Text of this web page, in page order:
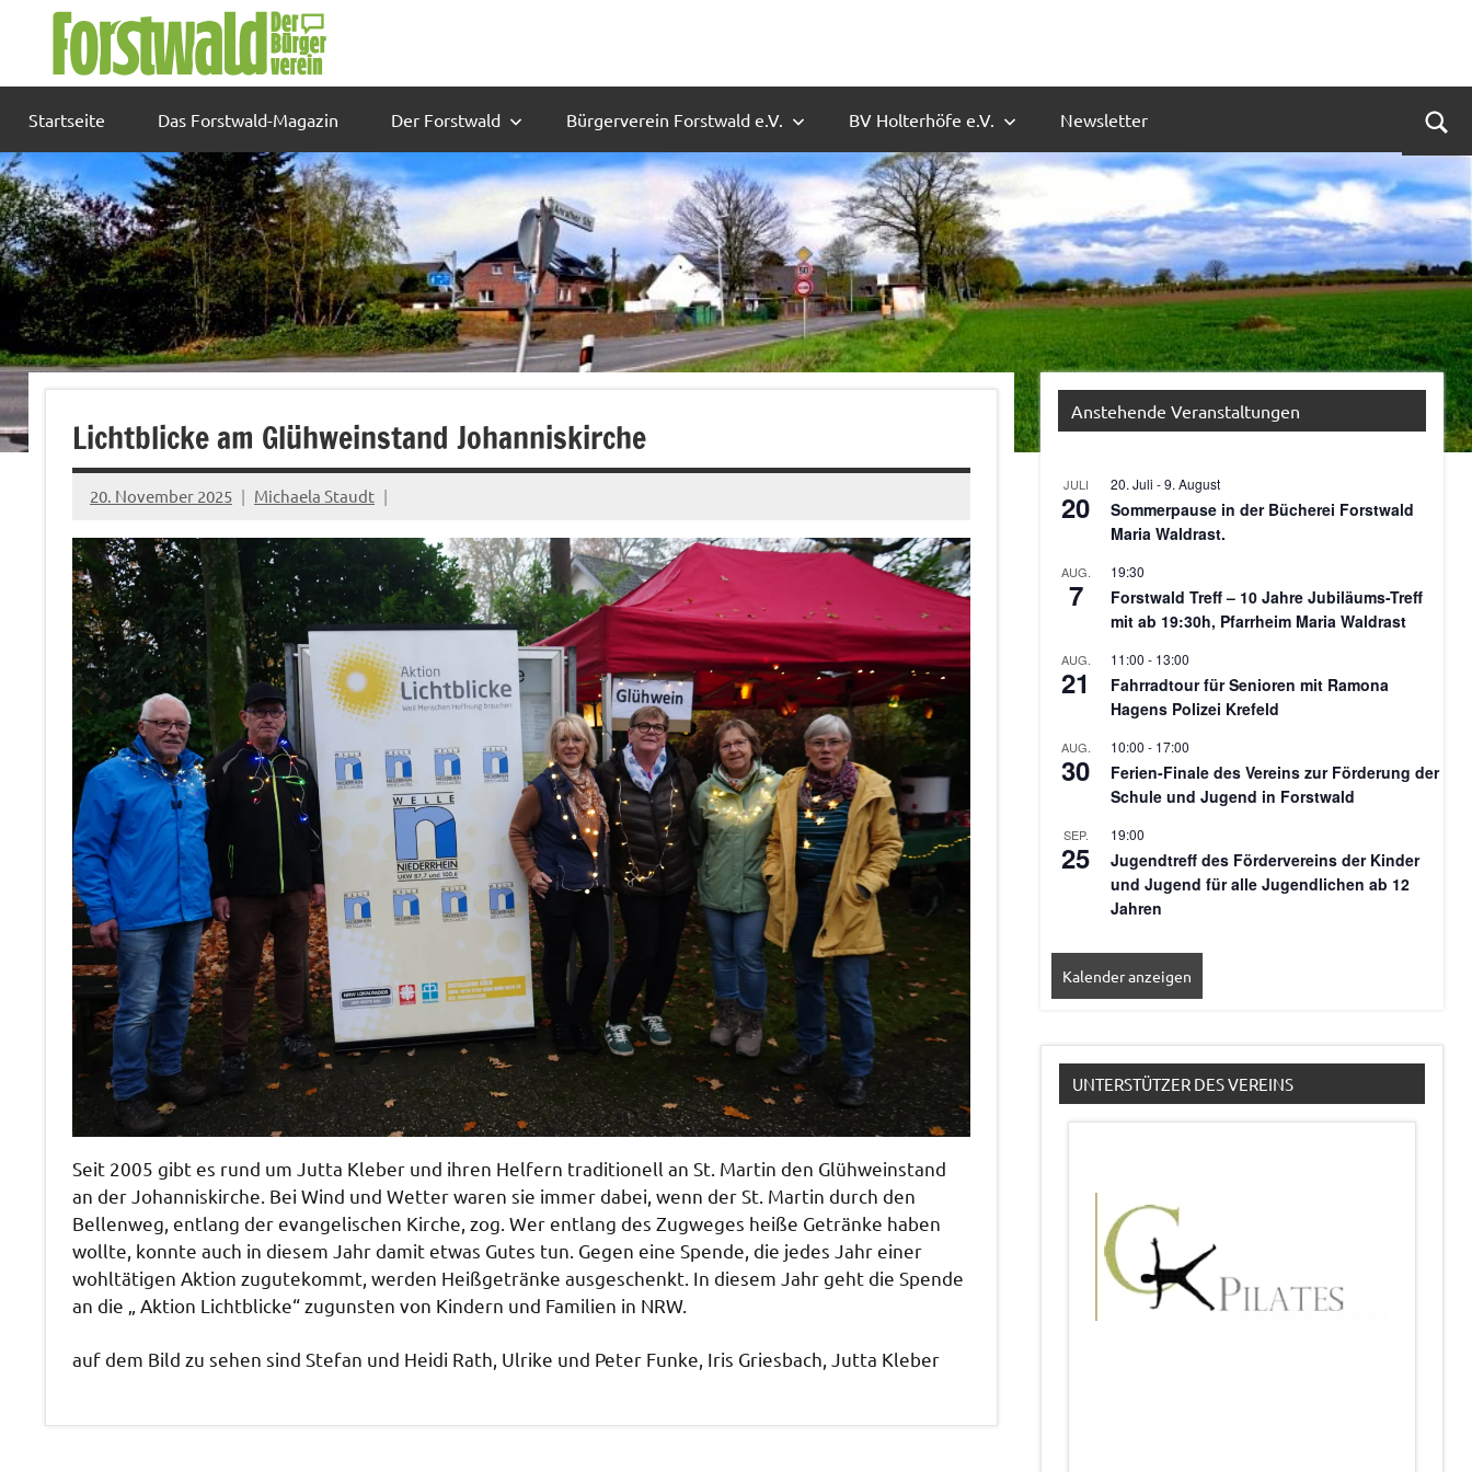
Startseite Das Forstwald-Magazin Der Forstwald Bürgerverein Forstwald e.V. BV Holterhöfe e.V. Newsletter
Lichtblicke am Glühweinstand Johanniskirche
20. November 2025 Michaela Staudt
Seit 2005 gibt es rund um Jutta Kleber und ihren Helfern traditionell an St. Martin den Glühweinstand
an der Johanniskirche. Bei Wind und Wetter waren sie immer dabei, wenn der St. Martin durch den
Bellenweg, entlang der evangelischen Kirche, zog. Wer entlang des Zugweges heiße Getränke haben
wollte, konnte auch in diesem Jahr damit etwas Gutes tun. Gegen eine Spende, die jedes Jahr einer
wohltätigen Aktion zugutekommt, werden Heißgetränke ausgeschenkt. In diesem Jahr geht die Spende
an die „ Aktion Lichtblicke“ zugunsten von Kindern und Familien in NRW.
auf dem Bild zu sehen sind Stefan und Heidi Rath, Ulrike und Peter Funke, Iris Griesbach, Jutta Kleber
Anstehende Veranstaltungen
JULI
20
20. Juli -9. August
Sommerpause in der Bücherei Forstwald
Maria Waldrast.
AUG.
7
19:30
Forstwald Treff – 10 Jahre Jubiläums-Treff
mit ab 19:30h, Pfarrheim Maria Waldrast
AUG.
21
11:00 - 13:00
Fahrradtour für Senioren mit Ramona
Hagens Polizei Krefeld
AUG.
30
10:00 - 17:00
Ferien-Finale des Vereins zur Förderung der
Schule und Jugend in Forstwald
SEP.
25
19:00
Jugendtreff des Fördervereins der Kinder
und Jugend für alle Jugendlichen ab 12
Jahren
Kalender anzeigen
UNTERSTÜTZER DES VEREINS